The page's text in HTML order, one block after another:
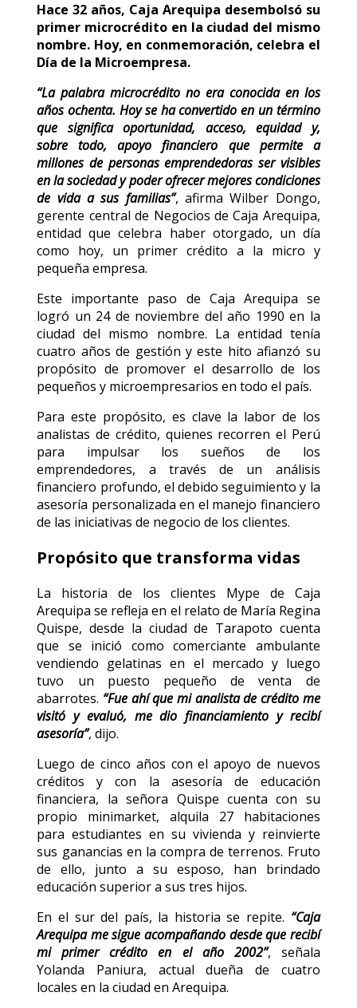
Hace 32 años, Caja Arequipa desembolsó su
primer microcrédito en la ciudad del mismo
nombre. Hoy, en conmemoración, celebra el
Día de la Microempresa.
“La palabra microcrédito no era conocida en los
años ochenta. Hoy se ha convertido en un término
que significa oportunidad, acceso, equidad y,
sobre todo, apoyo financiero que permite a
millones de personas emprendedoras ser visibles
en la sociedad y poder ofrecer mejores condiciones
de vida a sus familias”, afirma Wilber Dongo,
gerente central de Negocios de Caja Arequipa,
entidad que celebra haber otorgado, un día
como hoy, un primer crédito a la micro y
pequeña empresa.
Este importante paso de Caja Arequipa se
logró un 24 de noviembre del año 1990 en la
ciudad del mismo nombre. La entidad tenía
cuatro años de gestión y este hito afianzó su
propósito de promover el desarrollo de los
pequeños y microempresarios en todo el país.
Para este propósito, es clave la labor de los
analistas de crédito, quienes recorren el Perú
para impulsar los sueños de los
emprendedores, a través de un análisis
financiero profundo, el debido seguimiento y la
asesoría personalizada en el manejo financiero
de las iniciativas de negocio de los clientes.
Propósito que transforma vidas
La historia de los clientes Mype de Caja
Arequipa se refleja en el relato de María Regina
Quispe, desde la ciudad de Tarapoto cuenta
que se inició como comerciante ambulante
vendiendo gelatinas en el mercado y luego
tuvo un puesto pequeño de venta de
abarrotes. “Fue ahí que mi analista de crédito me
visitó y evaluó, me dio financiamiento y recibí
asesoría”, dijo.
Luego de cinco años con el apoyo de nuevos
créditos y con la asesoría de educación
financiera, la señora Quispe cuenta con su
propio minimarket, alquila 27 habitaciones
para estudiantes en su vivienda y reinvierte
sus ganancias en la compra de terrenos. Fruto
de ello, junto a su esposo, han brindado
educación superior a sus tres hijos.
En el sur del país, la historia se repite. “Caja
Arequipa me sigue acompañando desde que recibí
mi primer crédito en el año 2002”, señala
Yolanda Paniura, actual dueña de cuatro
locales en la ciudad en Arequipa.